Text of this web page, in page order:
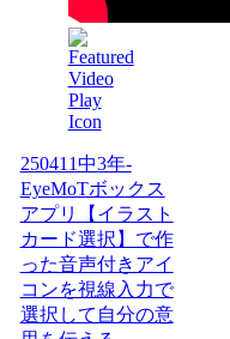
250411中3年-
EyeMoTボックス
アプリ【イラスト
カード選択】で作
った音声付きアイ
コンを視線入力で
選択して自分の意